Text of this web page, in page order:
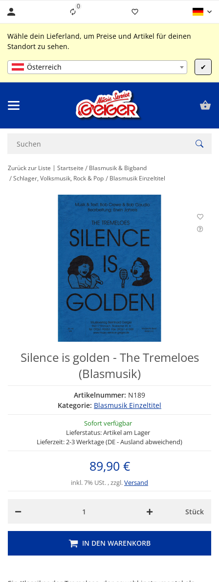
0Liste ist leer
Wähle dein Lieferland, um Preise und Artikel für deinen
Standort zu sehen.
Österreich ✔
Zurück zur Liste Startseite
Blasmusik & Bigband
Schlager, Volksmusik, Rock & Pop
Blasmusik Einzeltitel
Silence is golden - The Tremeloes
(Blasmusik)
Artikelnummer: N189
Kategorie: Blasmusik Einzeltitel
Sofort verfügbar
Lieferstatus: Artikel am Lager
Lieferzeit: 2-3 Werktage (DE - Ausland abweichend)
89,90 €
inkl. 7% USt. , zzgl.Versand
Stück
IN DEN WARENKORB